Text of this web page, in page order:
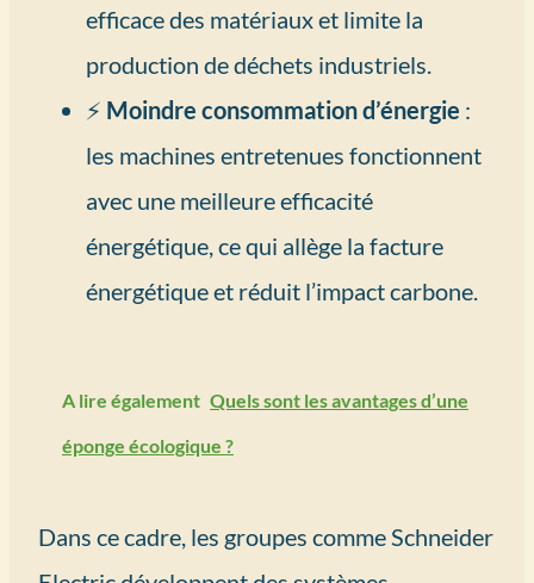
efficace des matériaux et limite la
production de déchets industriels.
⚡ Moindre consommation d’énergie :
les machines entretenues fonctionnent
avec une meilleure efficacité
énergétique, ce qui allège la facture
énergétique et réduit l’impact carbone.
A lire également Quels sont les avantages d’une
éponge écologique ?
Dans ce cadre, les groupes comme Schneider